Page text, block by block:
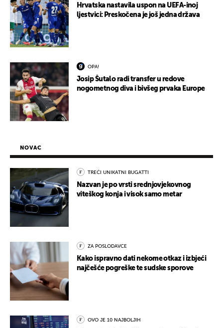
Hrvatska nastavila uspon na UEFA-inoj
ljestvici: Preskočena je još jedna država
OPA!
Josip Šutalo radi transfer u redove
nogometnog diva i bivšeg prvaka Europe
NOVAC
TREĆI UNIKATNI BUGATTI
Nazvan je po vrsti srednjovjekovnog
viteškog konja i visok samo metar
ZA POSLODAVCE
Kako ispravno dati nekome otkaz i izbjeći
najčešće pogreške te sudske sporove
OVO JE 10 NAJBOLJIH